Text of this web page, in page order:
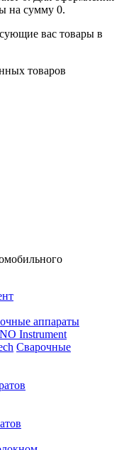
на сумму 0.
вас товары в
товаров
аппараты
Instrument
Cварочные